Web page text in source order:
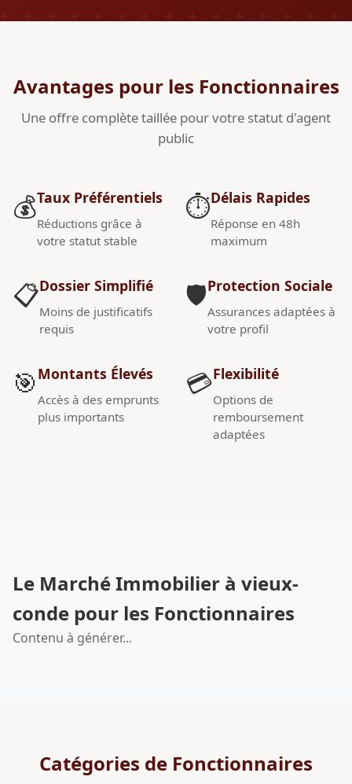
Avantages pour les Fonctionnaires
Une offre complète taillée pour votre statut d'agent
public
💰Taux Préférentiels
Réductions grâce à
votre statut stable
📋Dossier Simplifié
Moins de justificatifs
requis
🎯 Montants Élevés
Accès à des emprunts
plus importants
⏱️Délais Rapides
Réponse en 48h
maximum
🛡️Protection Sociale
Assurances adaptées à
votre profil
💳Flexibilité
Options de
remboursement
adaptées
Le Marché Immobilier à vieux-
conde pour les Fonctionnaires
Contenu à générer...
Catégories de Fonctionnaires